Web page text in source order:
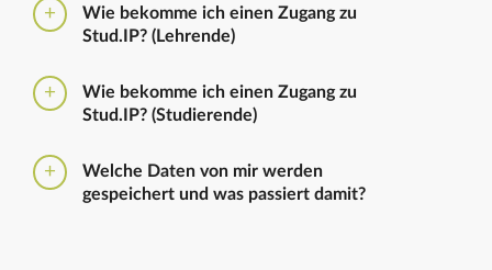
Wie bekomme ich einen Zugang zu
Stud.IP? (Lehrende)
folgendenFormularHaben Sie bereits eine
universitäre E-Mail-Adresse, reicht ein formloser
nicht die Einrichtung zu nennen in die Sie
eingetragen werden sollen.
Wie bekomme ich einen Zugang zu
Stud.IP? (Studierende)
Nutzerkennzeichen und dem Passwort, das ihr mit
euren Immatrikulationsunterlagen erhalten habt. Das
Welche Daten von mir werden
gespeichert und was passiert damit?